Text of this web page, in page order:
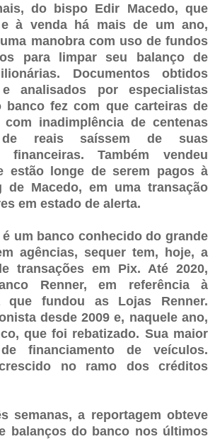
do bispo Edir Macedo, que
à venda há mais de um ano,
manobra com uso de fundos
para limpar seu balanço de
Documentos obtidos
analisados por especialistas
banco fez com que carteiras de
com inadimplência de centenas
reais saíssem de suas
financeiras. Também vendeu
estão longe de serem pagos à
de Macedo, em uma transação
em estado de alerta.
um banco conhecido do grande
agências, sequer tem, hoje, a
transações em Pix. Até 2020,
Renner, em referência à
que fundou as Lojas Renner.
desde 2009 e, naquele ano,
que foi rebatizado. Sua maior
financiamento de veículos.
no ramo dos créditos
semanas, a reportagem obteve
balanços do banco nos últimos